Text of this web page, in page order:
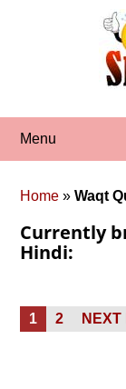
Menu
Home »Waqt
Currently
Hindi:
Posts
pagination
PAGE
1 PAGE
2 NEXT